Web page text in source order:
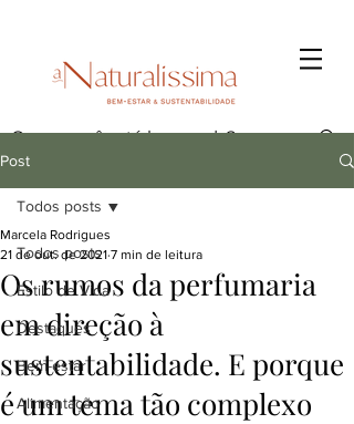
Post
Todos posts
Estilo de Vida
Destaques
Bem-estar
Alimentação
Todos posts
Os rumos da perfumaria
em direção à
sustentabilidade. E porque
é um tema tão complexo
Marcela Rodrigues
21 de out. de 2021 7 min de leitura